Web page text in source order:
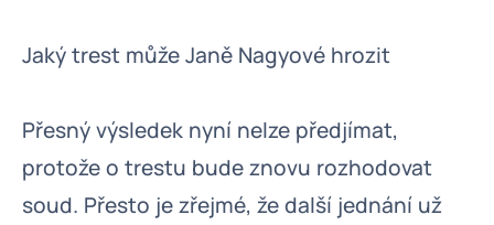
Jaký trest může Janě Nagyové hrozit
Přesný výsledek nyní nelze předjímat,
protože o trestu bude znovu rozhodovat
soud. Přesto je zřejmé, že další jednání už